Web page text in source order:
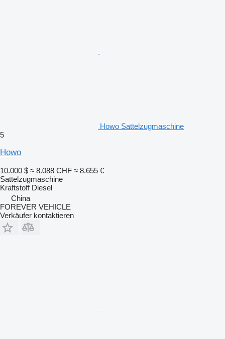
Howo Sattelzugmaschine
5
Howo
10.000 $ ≈ 8.088 CHF ≈ 8.655 €
Sattelzugmaschine
Kraftstoff Diesel
China
FOREVER VEHICLE
Verkäufer kontaktieren